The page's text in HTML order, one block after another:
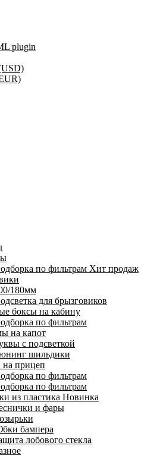
plugin
по фильтрам Хит продаж
180мм
для брызговиков
боксы на кабину
по фильтрам
на капот
с подсветкой
шильдики
прицеп
по фильтрам
по фильтрам
из пластика Новинка
и фары
бампера
лобового стекла